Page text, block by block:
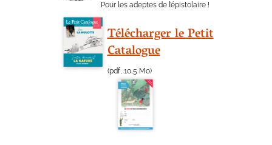
Pour les adeptes de l’épistolaire !
Télécharger le Petit
Catalogue
(pdf, 10,5 Mo)